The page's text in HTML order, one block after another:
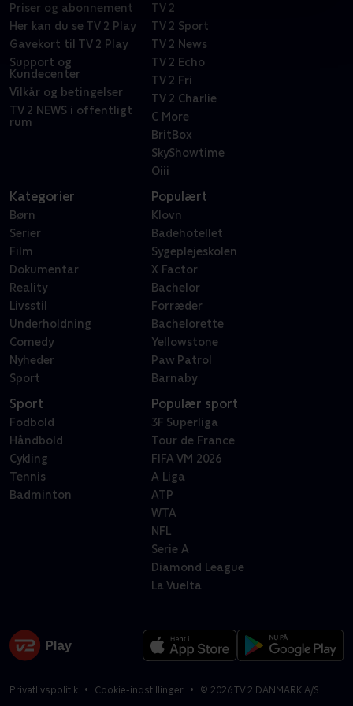
Priser og abonnement
Her kan du se TV 2 Play
Gavekort til TV 2 Play
Support og
Kundecenter
Vilkår og betingelser
TV 2 NEWS i offentligt
rum
TV 2
TV 2 Sport
TV 2 News
TV 2 Echo
TV 2 Fri
TV 2 Charlie
C More
BritBox
SkyShowtime
Oiii
Kategorier
Børn
Serier
Film
Dokumentar
Reality
Livsstil
Underholdning
Comedy
Nyheder
Sport
Populært
Klovn
Badehotellet
Sygeplejeskolen
X Factor
Bachelor
Forræder
Bachelorette
Yellowstone
Paw Patrol
Barnaby
Sport
Fodbold
Håndbold
Cykling
Tennis
Badminton
Populær sport
3F Superliga
Tour de France
FIFA VM 2026
A Liga
ATP
WTA
NFL
Serie A
Diamond League
La Vuelta
Privatlivspolitik Cookie-indstillinger © 2026TV 2 DANMARK A/S